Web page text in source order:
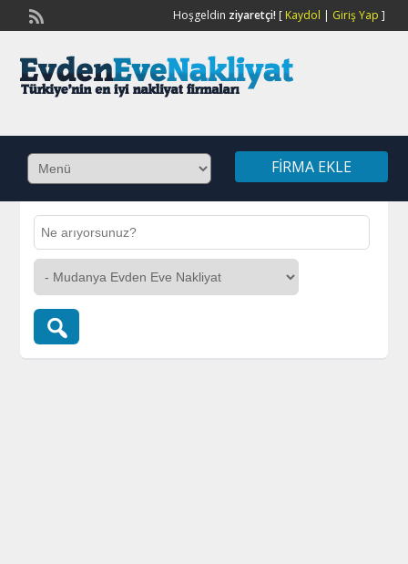
Hoşgeldin ziyaretçi![ Kaydol | Giriş Yap ]
FIRMA EKLE